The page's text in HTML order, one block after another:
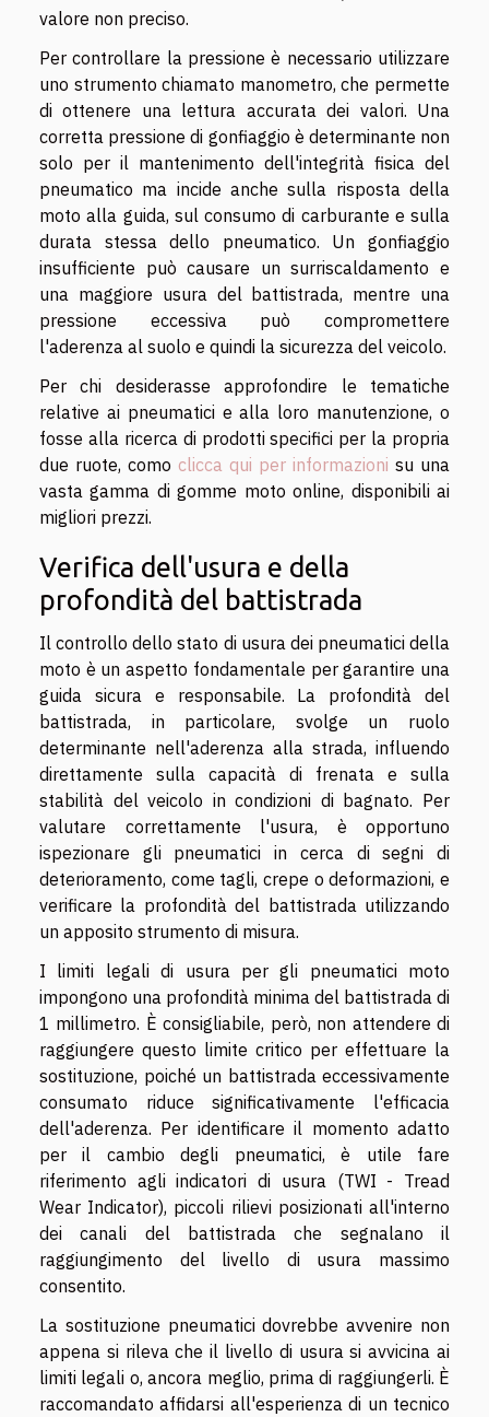
valore non preciso.
Per controllare la pressione è necessario utilizzare
uno strumento chiamato manometro, che permette
di ottenere una lettura accurata dei valori. Una
corretta pressione di gonfiaggio è determinante non
solo per il mantenimento dell'integrità fisica del
pneumatico ma incide anche sulla risposta della
moto alla guida, sul consumo di carburante e sulla
durata stessa dello pneumatico. Un gonfiaggio
insufficiente può causare un surriscaldamento e
una maggiore usura del battistrada, mentre una
pressione eccessiva può compromettere
l'aderenza al suolo e quindi la sicurezza del veicolo.
Per chi desiderasse approfondire le tematiche
relative ai pneumatici e alla loro manutenzione, o
fosse alla ricerca di prodotti specifici per la propria
due ruote, como clicca qui per informazioni su una
vasta gamma di gomme moto online, disponibili ai
migliori prezzi.
Verifica dell'usura e della
profondità del battistrada
Il controllo dello stato di usura dei pneumatici della
moto è un aspetto fondamentale per garantire una
guida sicura e responsabile. La profondità del
battistrada, in particolare, svolge un ruolo
determinante nell'aderenza alla strada, influendo
direttamente sulla capacità di frenata e sulla
stabilità del veicolo in condizioni di bagnato. Per
valutare correttamente l'usura, è opportuno
ispezionare gli pneumatici in cerca di segni di
deterioramento, come tagli, crepe o deformazioni, e
verificare la profondità del battistrada utilizzando
un apposito strumento di misura.
I limiti legali di usura per gli pneumatici moto
impongono una profondità minima del battistrada di
1 millimetro. È consigliabile, però, non attendere di
raggiungere questo limite critico per effettuare la
sostituzione, poiché un battistrada eccessivamente
consumato riduce significativamente l'efficacia
dell'aderenza. Per identificare il momento adatto
per il cambio degli pneumatici, è utile fare
riferimento agli indicatori di usura (TWI - Tread
Wear Indicator), piccoli rilievi posizionati all'interno
dei canali del battistrada che segnalano il
raggiungimento del livello di usura massimo
consentito.
La sostituzione pneumatici dovrebbe avvenire non
appena si rileva che il livello di usura si avvicina ai
limiti legali o, ancora meglio, prima di raggiungerli. È
raccomandato affidarsi all'esperienza di un tecnico